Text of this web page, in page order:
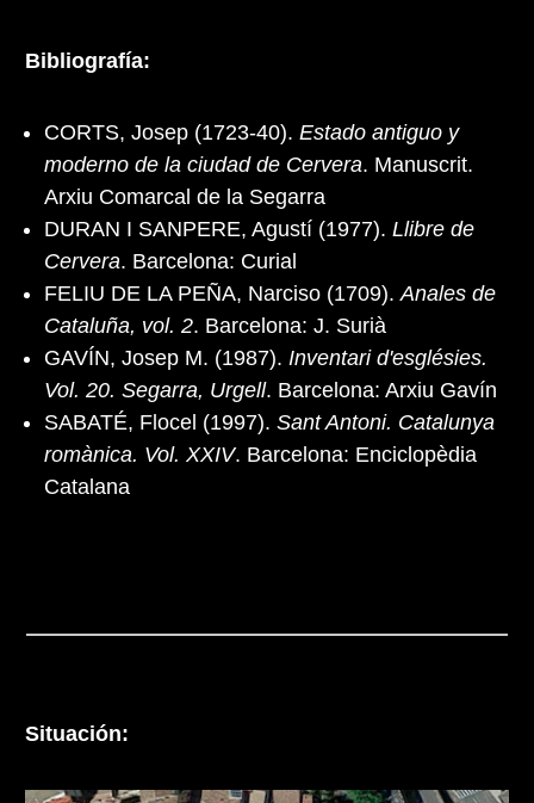
Bibliografía:
CORTS, Josep (1723-40). Estado antiguo y
moderno de la ciudad de Cervera. Manuscrit.
Arxiu Comarcal de la Segarra
DURAN I SANPERE, Agustí (1977). Llibre de
Cervera. Barcelona: Curial
FELIU DE LA PEÑA, Narciso (1709).Anales de
Cataluña, vol. 2. Barcelona: J. Surià
GAVÍN, Josep M. (1987). Inventari d'esglésies.
Vol. 20. Segarra, Urgell. Barcelona: Arxiu Gavín
SABATÉ, Flocel (1997). Sant Antoni. Catalunya
romànica. Vol. XXIV. Barcelona: Enciclopèdia
Catalana
Situación: